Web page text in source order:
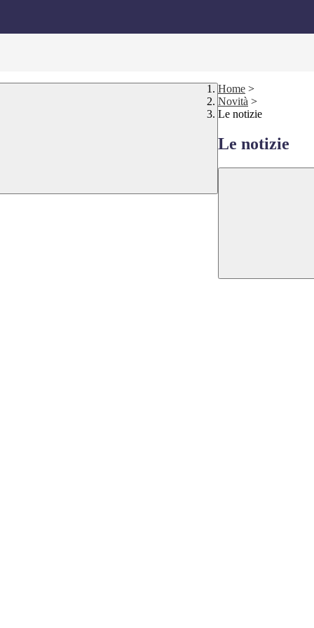
Home >
Novità >
Le notizie
Le notizie